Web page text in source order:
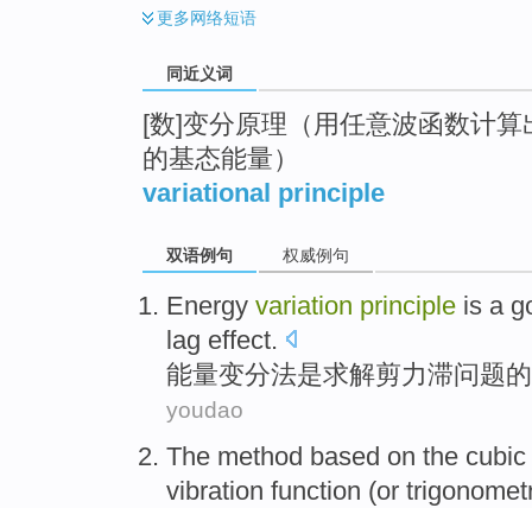
更多网络短语
同近义词
[数]变分原理（用任意波函数计
的基态能量）
variational principle
双语例句 权威例句
Energy variation principle is a
lag effect.
能量变分法是求解剪力滞问题的
youdao
The method based on the cubic
vibration function (or